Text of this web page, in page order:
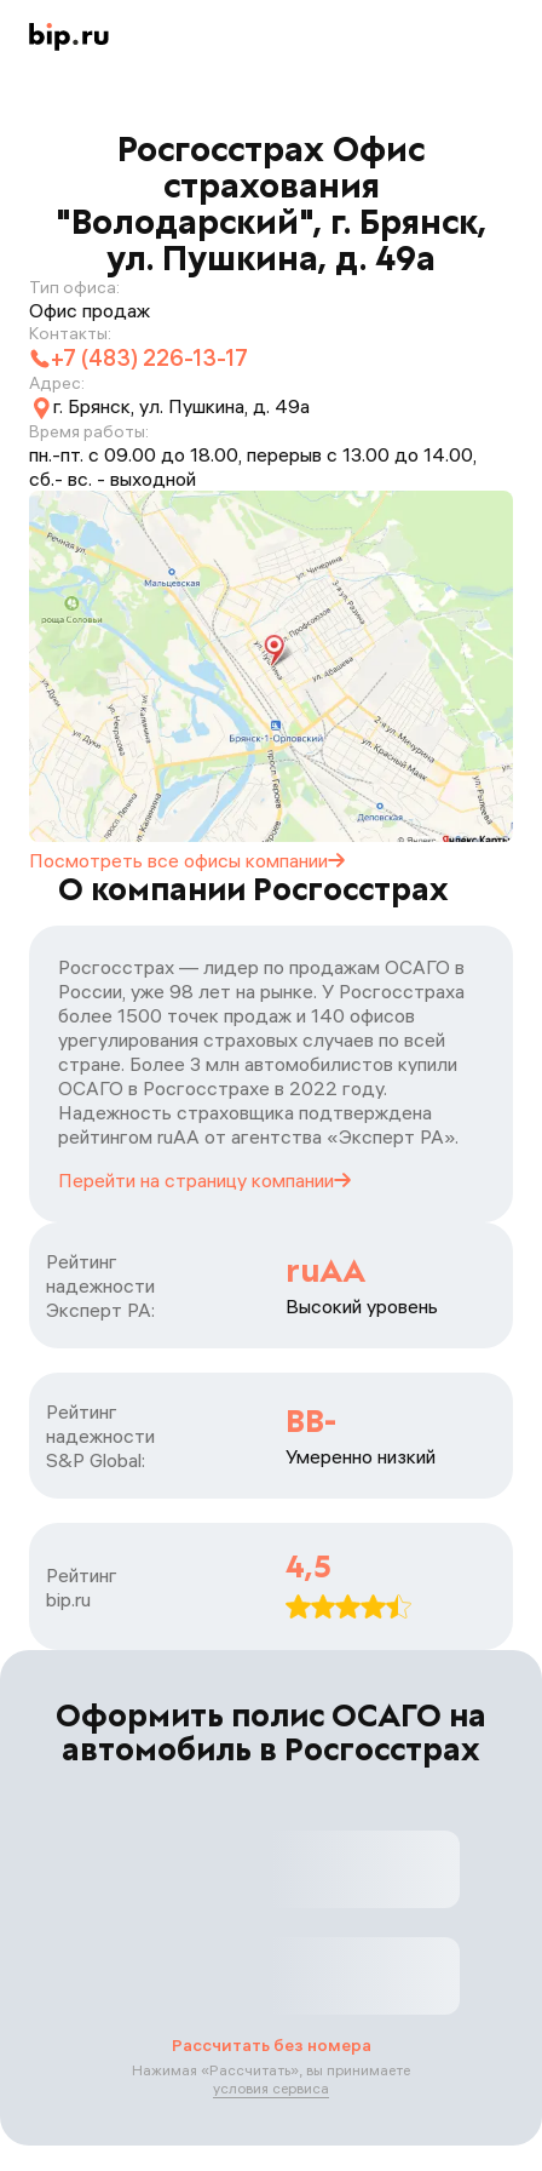
Росгосстрах Офис
страхования
"Володарский", г. Брянск,
ул. Пушкина, д. 49а
Тип офиса:
Офис продаж
Контакты:
+7 (483) 226-13-17
Адрес:
г. Брянск, ул. Пушкина, д. 49а
Время работы:
пн.-пт. с 09.00 до 18.00, перерыв с 13.00 до 14.00,
сб.- вс. - выходной
Посмотреть все офисы компании
О компании Росгосстрах
Росгосстрах — лидер по продажам ОСАГО в
России, уже 98 лет на рынке. У Росгосстраха
более 1500 точек продаж и 140 офисов
урегулирования страховых случаев по всей
стране. Более 3 млн автомобилистов купили
ОСАГО в Росгосстрахе в 2022 году.
Надежность страховщика подтверждена
рейтингом ruАА от агентства «Эксперт РА».
Перейти на страницу компании
Рейтинг
надежности
Эксперт РА:
ruAA
Высокий уровень
Рейтинг
надежности
S&P Global:
BB-
Умеренно низкий
Рейтинг
bip.ru
4,5
Оформить полис ОСАГО на
автомобиль в Росгосстрах
Рассчитать без номера
Нажимая «Рассчитать», вы принимаете
условия сервиса